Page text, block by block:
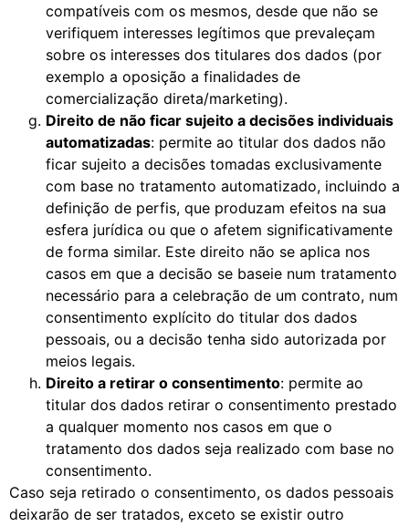
compatíveis com os mesmos, desde que não se
verifiquem interesses legítimos que prevaleçam
sobre os interesses dos titulares dos dados (por
exemplo a oposição a finalidades de
comercialização direta/marketing).
Direito de não ficar sujeito a decisões individuais
automatizadas: permite ao titular dos dados não
ficar sujeito a decisões tomadas exclusivamente
com base no tratamento automatizado, incluindo a
definição de perfis, que produzam efeitos na sua
esfera jurídica ou que o afetem significativamente
de forma similar. Este direito não se aplica nos
casos em que a decisão se baseie num tratamento
necessário para a celebração de um contrato, num
consentimento explícito do titular dos dados
pessoais, ou a decisão tenha sido autorizada por
meios legais.
Direito a retirar o consentimento: permite ao
titular dos dados retirar o consentimento prestado
a qualquer momento nos casos em que o
tratamento dos dados seja realizado com base no
consentimento.
Caso seja retirado o consentimento, os dados pessoais
deixarão de ser tratados, exceto se existir outro